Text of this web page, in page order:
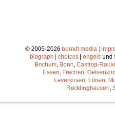
© 2005-2026 berndt media |
biograph | choices | engels und
Bochum Bonn Castrop-
Essen Frechen
Leverkusen Lünen
Recklinghausen